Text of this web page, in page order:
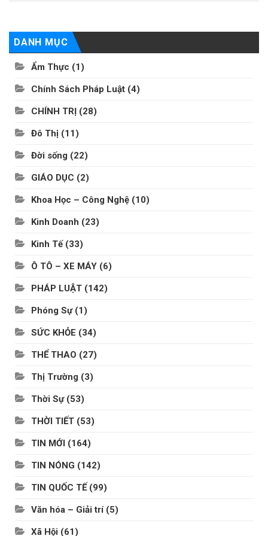
DANH MỤC
Ẩm Thực (1)
Chính Sách Pháp Luật (4)
CHÍNH TRỊ (28)
Đô Thị (11)
Đời sống (22)
GIÁO DỤC (2)
Khoa Học – Công Nghệ (10)
Kinh Doanh (23)
Kinh Tế (33)
Ô TÔ – XE MÁY (6)
PHÁP LUẬT (142)
Phóng Sự(1)
SỨC KHỎE (34)
THỂ THAO (27)
Thị Trường (3)
Thời Sự(53)
THỜI TIẾT (53)
TIN MỚI (164)
TIN NÓNG (142)
TIN QUỐC TẾ (99)
Văn hóa – Giải trí(5)
Xã Hội (61)